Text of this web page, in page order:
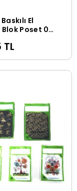
Sepete Ekle
El
Poşet 0
TL